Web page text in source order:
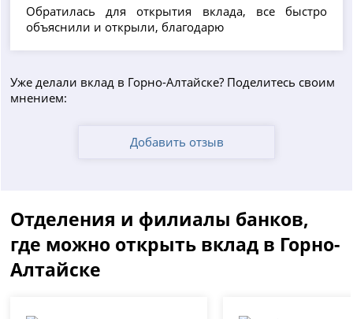
Обратилась для открытия вклада, все быстро
объяснили и открыли, благодарю
Уже делали вклад в Горно-Алтайске? Поделитесь своим
мнением:
Добавить отзыв
Отделения и филиалы банков,
где можно открыть вклад в Горно-
Алтайске